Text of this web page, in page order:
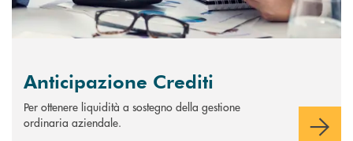
Anticipazione Crediti
Per ottenere liquidità a sostegno della gestione
ordinaria aziendale.